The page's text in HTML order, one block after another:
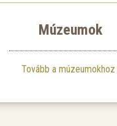
Múzeumok
Tovább a múzeumokhoz